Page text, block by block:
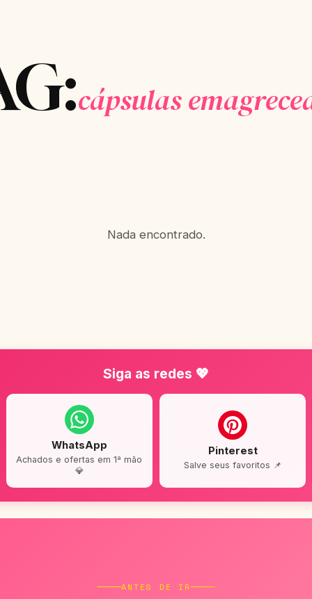
cápsulas
Nada encontrado.
Siga as redes 💖
WhatsApp
Achados e ofertas em 1ª mão
💎
Pinterest
Salve seus favoritos 📌
ANTES DE IR